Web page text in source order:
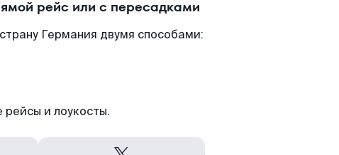
рейс или с пересадками
Германия двумя способами:
рейсы и лоукосты.